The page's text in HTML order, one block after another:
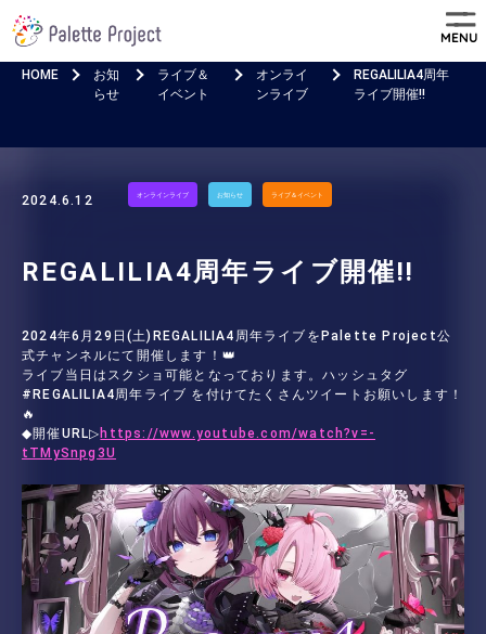
MENU
HOME
お知
らせ
ライブ＆
イベント
オンライ
ンライブ
REGALILIA4周年
ライブ開催!!
2024.6.12 オンラインライブ お知らせ ライブ＆イベント
REGALILIA4周年ライブ開催!!
2024年6月29日(土)REGALILIA4周年ライブをPalette Project公
式チャンネルにて開催します！👑
ライブ当日はスクショ可能となっております。ハッシュタグ
#REGALILIA4周年ライブ を付けてたくさんツイートお願いします！
🔥
◆開催URL▷ https://www.youtube.com/watch?v=-
tTMySnpg3U